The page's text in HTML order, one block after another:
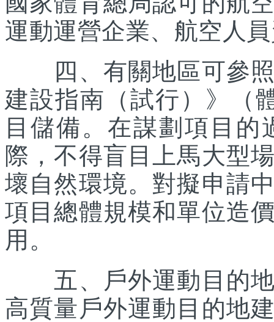
運動運營企業、航空人
四、有關地區可參照
建設指南（試行）》（
目儲備。在謀劃項目
際，不得盲目上馬大型
壞自然環境。對擬申請
項目總體規模和單位造
用。
五、戶外運動目的地
高質量戶外運動目的地